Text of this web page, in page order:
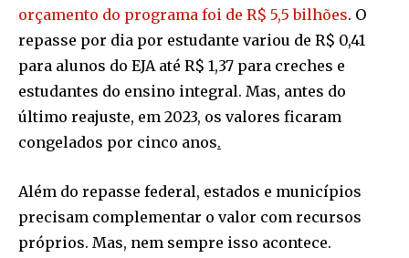
orçamento do programa foi de R$ 5,5 bilhões. O
repasse por dia por estudante variou de R$ 0,41
para alunos do EJA até R$ 1,37 para creches e
estudantes do ensino integral. Mas, antes do
último reajuste, em 2023, os valores ficaram
congelados por cinco anos.
Além do repasse federal, estados e municípios
precisam complementar o valor com recursos
próprios. Mas, nem sempre isso acontece.